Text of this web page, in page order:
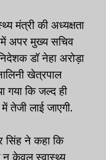
मंत्री की अध्यक्षता
अपर मुख्य सचिव
डॉ नेहा अरोड़ा
खेत्रपाल
कि जल्द ही
तेजी लाई जाएगी.
ने कहा कि
केवल स्वास्थ्य